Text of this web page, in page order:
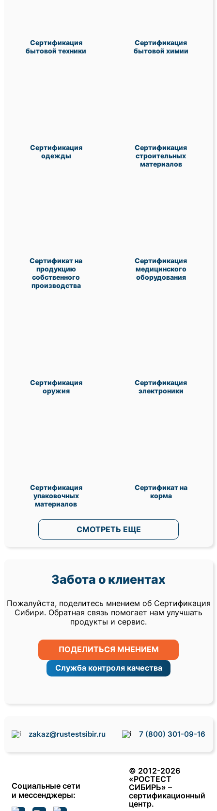
Сертификация
бытовой техники
Сертификация
бытовой химии
Сертификация
одежды
Сертификация
строительных
материалов
Сертификат на
продукцию
собственного
производства
Сертификация
медицинского
оборудования
Сертификация
оружия
Сертификация
электроники
Сертификация
упаковочных
материалов
Сертификат на
корма
СМОТРЕТЬ ЕЩЕ
Забота о клиентах
Пожалуйста, поделитесь мнением об Сертификация
Сибири. Обратная связь помогает нам улучшать
продукты и сервис.
ПОДЕЛИТЬСЯ МНЕНИЕМ
Служба контроля качества
zakaz@rustestsibir.ru 7 (800) 301-09-16
Социальные сети
и мессенджеры:
© 2012-2026
«РОСТЕСТ
СИБИРЬ» –
сертификационный
центр.